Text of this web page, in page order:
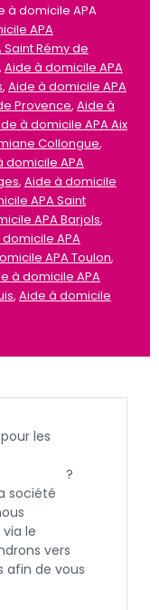
à domicile APA
APA
Rémy de
, Aide à domicile APA
, Aide à domicile APA
Provence, Aide à
à domicile APA Aix
Collongue,
domicile APA
, Aide à domicile
APA Saint
APA Barjols,
APA
APA Toulon,
à domicile APA
, Aide à domicile
les
?
société
le
vers
afin de vous